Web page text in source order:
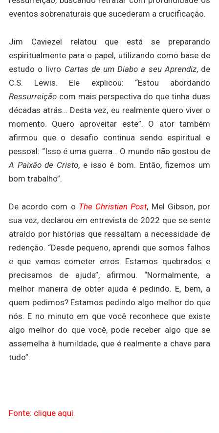
eventos sobrenaturais que sucederam a crucificação.
Jim Caviezel relatou que está se preparando
espiritualmente para o papel, utilizando como base de
estudo o livro Cartas de um Diabo a seu Aprendiz, de
C.S. Lewis. Ele explicou: “Estou abordando
Ressurreiçãocom mais perspectiva do que tinha duas
décadas atrás… Desta vez, eu realmente quero viver o
momento. Quero aproveitar este”. O ator também
afirmou que o desafio continua sendo espiritual e
pessoal: “Isso é uma guerra… O mundo não gostou de
A Paixão de Cristo, e isso é bom. Então, fizemos um
bom trabalho”.
De acordo com o The Christian Post, Mel Gibson, por
sua vez, declarou em entrevista de 2022 que se sente
atraído por histórias que ressaltam a necessidade de
redenção. “Desde pequeno, aprendi que somos falhos
e que vamos cometer erros. Estamos quebrados e
precisamos de ajuda”, afirmou. “Normalmente, a
melhor maneira de obter ajuda é pedindo. E, bem, a
quem pedimos? Estamos pedindo algo melhor do que
nós. E no minuto em que você reconhece que existe
algo melhor do que você, pode receber algo que se
assemelha à humildade, que é realmente a chave para
tudo”.
Fonte: clique aqui.